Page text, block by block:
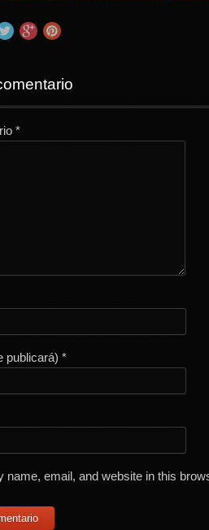
*
publicará)*
name, email, and website in this